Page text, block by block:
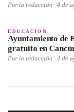
Por la redacción · 4 de
EDUCACION
Ayuntamiento de
gratuito en
Por la redacción · 4 de